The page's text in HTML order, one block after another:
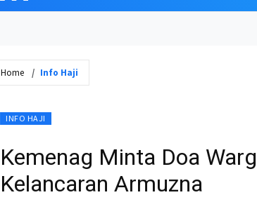
Home Info Haji
INFO HAJI
Kemenag Minta Doa
Kelancaran Armuzna